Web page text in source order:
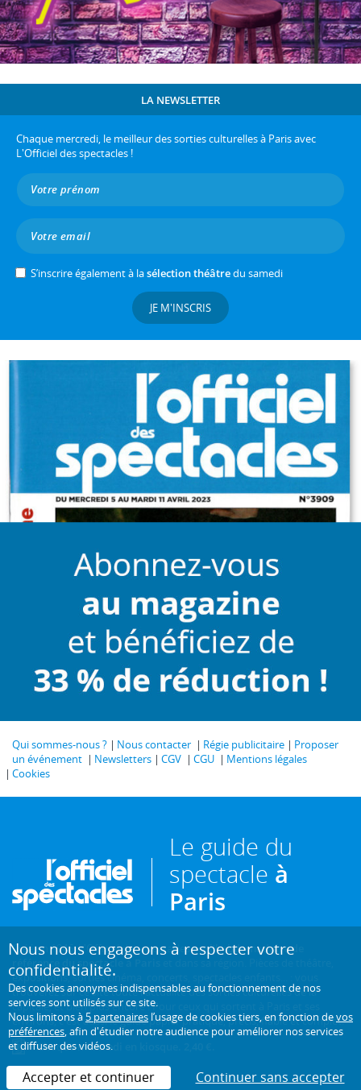
LA NEWSLETTER
Chaque mercredi, le meilleur des sorties culturelles à Paris avec
L'Officiel des spectacles !
S’inscrire également à lasélection théâtredu samedi
JE M'INSCRIS
Qui sommes-nous ? Nous contacter Régie publicitaire
Proposer
un événement
Newsletters CGV CGU
Mentions légales
Cookies
Le guide du
spectacle à
Paris
Créé en 1946, L'Officiel des spectacles estl'hebdomadaire de
référence du spectacle à Paris
et dans sa région. Pièces de théâtre,
expositions, sorties cinéma, concerts, spectacles enfants... : vous
trouverez sur ce site toute l'actualité des sorties culturelles de la
capitale, et bien plus encore ! Pour ceux qui sortent à Paris et ses
environs, c'est aussi le guide papier pratique, précis, fiable et complet.
Chaque mercredi en kiosque. 2,40 €.
Nous nous engageons à respecter votre
confidentialité.
Des cookies anonymes indispensables au fonctionnement de nos
services sont utilisés sur ce site.
Nous limitons à5 partenaires l’usage de cookies tiers, en fonction devos
préférences, afin d'étudier notre audience pour améliorer nos services
et diffuser des vidéos.
Accepter et continuer Continuer sans accepter